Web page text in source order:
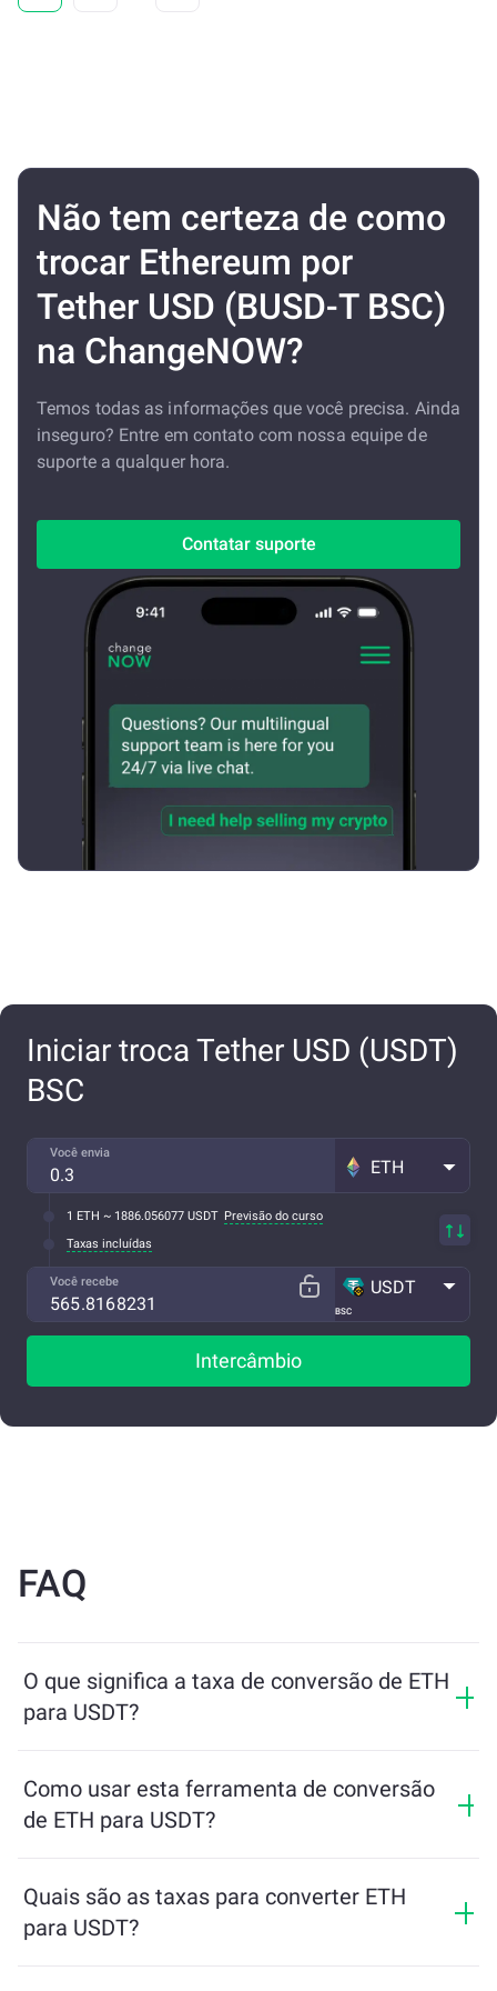
Não tem certeza de como
trocar Ethereum por
Tether USD (BUSD-T BSC)
na ChangeNOW?
Temos todas as informações que você precisa. Ainda
inseguro? Entre em contato com nossa equipe de
suporte a qualquer hora.
Contatar suporte
Iniciar troca Tether USD (USDT)
BSC
Você envia
ETH
1 ETH ~ 1886.056077 USDT Previsão do curso
Taxas incluídas
Você recebe
BSC
USDT
Intercâmbio
FAQ
O que significa a taxa de conversão de ETH
para USDT?
receberá em troca de ETH. Essa taxa varia de acordo
com as condições de mercado, a oferta e a demanda, e
a liquidez.
Como usar esta ferramenta de conversão
de ETH para USDT?
a ferramenta calculará o valor estimado de USDT que
você receberá. Depois, siga os passos para concluir a
transação.
Quais são as taxas para converter ETH
para USDT?